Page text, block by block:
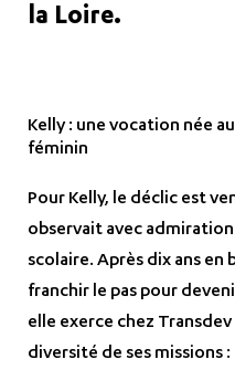
la Loire.
Kelly : une vocation née
féminin
Pour Kelly, le déclic est
observait avec
scolaire. Après dix ans en
franchir le pas pour
elle exerce chez
diversité de ses missions